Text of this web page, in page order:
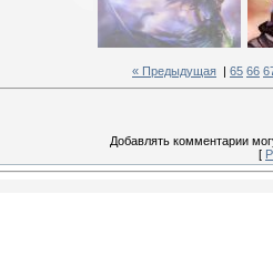
« Предыдущая 65 66
Добавлять комментарии
[